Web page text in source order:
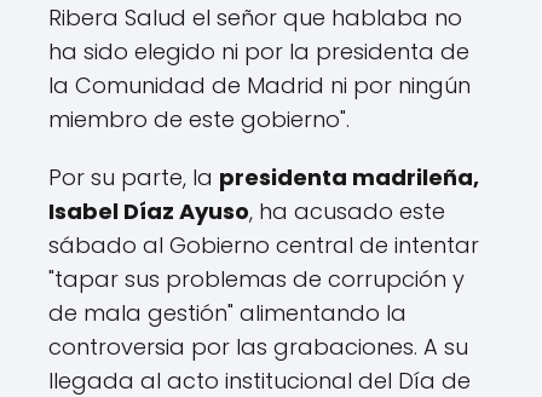
Ribera Salud el señor que hablaba no
ha sido elegido ni por la presidenta de
la Comunidad de Madrid ni por ningún
miembro de este gobierno".
Por su parte, la presidenta madrileña,
Isabel Díaz Ayuso, ha acusado este
sábado al Gobierno central de intentar
"tapar sus problemas de corrupción y
de mala gestión" alimentando la
controversia por las grabaciones. A su
llegada al acto institucional del Día de